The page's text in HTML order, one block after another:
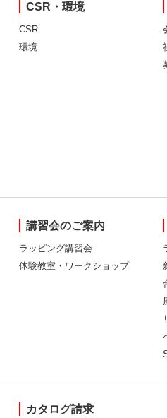
CSR・環境
CSR
環境
講習会のご案内
ラッピング講習会
体験教室・ワークショップ
カタログ請求